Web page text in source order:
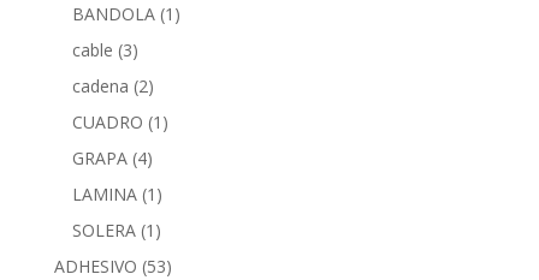
BANDOLA (1)
cable (3)
cadena (2)
CUADRO (1)
GRAPA (4)
LAMINA (1)
SOLERA (1)
ADHESIVO (53)